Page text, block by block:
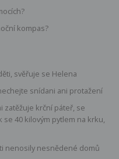
kompas?
svěřuje se Helena
snídani ani protažení
zatěžuje krční páteř, se
40 kilovým pytlem na krku,
nenosily nesnědené domů